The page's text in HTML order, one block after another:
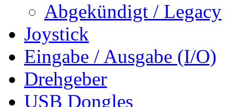
Abgekündigt / Legacy
Joystick
Eingabe / Ausgabe (I/O)
Drehgeber
USB Dongles